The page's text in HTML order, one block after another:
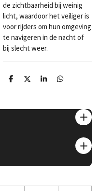
de zichtbaarheid bij weinig
licht, waardoor het veiliger is
voor rijders om hun omgeving
te navigeren in de nacht of
bij slecht weer.
D
n
D
S
e
D
n